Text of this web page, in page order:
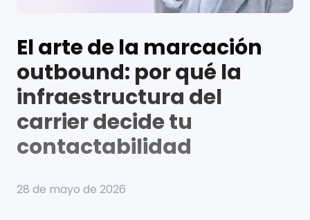
El arte de la marcación
outbound: por qué la
infraestructura del
carrier decide tu
contactabilidad
28 de mayo de 2026